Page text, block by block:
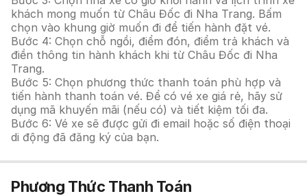
khách mong muốn từ Châu Đốc đi Nha Trang. Bấm
chọn vào khung giờ muốn đi để tiến hành đặt vé.
Bước 4: Chọn chỗ ngồi, điểm đón, điểm trả khách và
điền thông tin hành khách khi từ Châu Đốc đi Nha
Trang.
Bước 5: Chọn phương thức thanh toán phù hợp và
tiến hành thanh toán vé. Để có vé xe giá rẻ, hãy sử
dụng mã khuyến mãi (nếu có) và tiết kiệm tối đa.
Bước 6: Vé xe sẽ được gửi đi email hoặc số điện thoại
di động đã đăng ký của bạn.
Phương Thức Thanh Toán